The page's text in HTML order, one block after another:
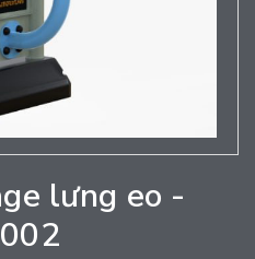
lưng eo -